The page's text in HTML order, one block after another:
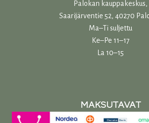
Palokan kauppakeskus,
Saarijärventie 52, 40270
Ma–Ti suljettu
Ke–Pe 11–17
La 10–15
MAKSUTAVAT